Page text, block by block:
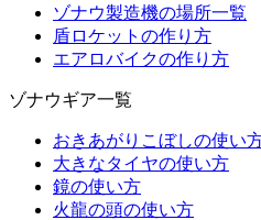
ゾナウ製造機の場所一覧
盾ロケットの作り方
エアロバイクの作り方
ゾナウギア一覧
おきあがりこぼしの使い
大きなタイヤの使い方
鏡の使い方
火龍の頭の使い方